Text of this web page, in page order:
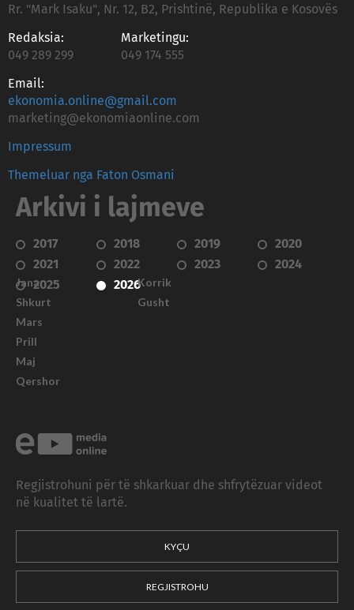
Rr. "Mark Isaku", Nr. 12, B2, Prishtinë, Republika e Kosovës
Redaksia:
049 289 299
Marketingu:
049 174 555
Email:
ekonomia.online@gmail.com
marketing@ekonomiaonline.com
Impressum
Themeluar nga Faton Osmani
Arkivi i lajmeve
2017 2018 2019
2020
2021
2022 2023
2024
2025
2026
Janar
Shkurt
Mars
Prill
Maj
Qershor
Korrik
Gusht
Regjistrohuni për të shkarkuar dhe shfrytëzuar videot
në kualitet të lartë.
KYÇU
REGJISTROHU